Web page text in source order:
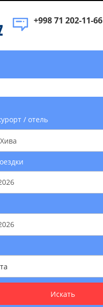
+998 71 202-11-66
/ отель
Искать